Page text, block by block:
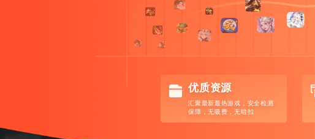
优质资源
汇聚最新最热游戏，安全检测
保障，无吸费，无暗扣